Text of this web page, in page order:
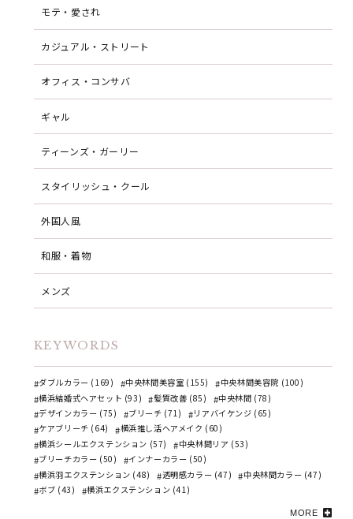
モテ・愛され
カジュアル・ストリート
オフィス・コンサバ
ギャル
ティーンズ・ガーリー
スタイリッシュ・クール
外国人風
和服・着物
メンズ
KEYWORDS
ダブルカラー (169) 中央林間美容室 (155)
中央林間美容院 (100)
横浜結婚式ヘアセット (93)
髪質改善 (85)
中央林間 (78)
デザインカラー (75)
ブリーチ (71)
リアバイケンジ (65)
ケアブリーチ (64)
横浜推し活ヘアメイク (60)
横浜シールエクステンション (57)
中央林間リア (53)
ブリーチカラー (50)
インナーカラー (50)
横浜羽エクステンション (48)
透明感カラー (47)
中央林間カラー (47)
ボブ (43)
横浜エクステンション (41)
MORE